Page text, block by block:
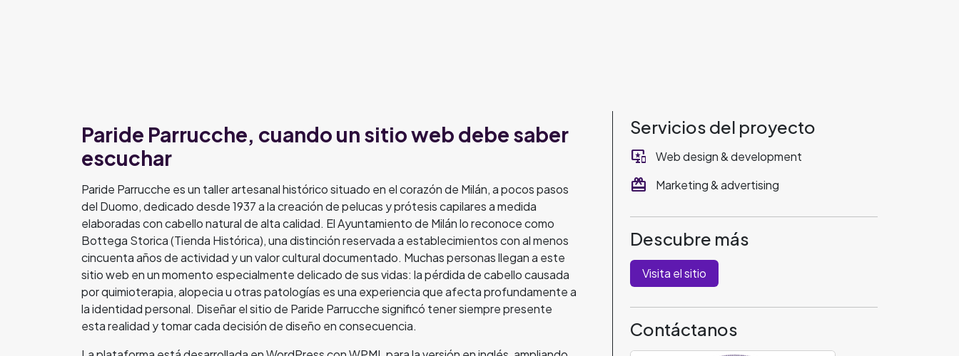
Paride Parrucche, cuando un sitio web debe saber
escuchar
Paride Parrucche es un taller artesanal histórico situado en el corazón de Milán, a pocos pasos
del Duomo, dedicado desde 1937 a la creación de pelucas y prótesis capilares a medida
elaboradas con cabello natural de alta calidad. El Ayuntamiento de Milán lo reconoce como
Bottega Storica (Tienda Histórica), una distinción reservada a establecimientos con al menos
cincuenta años de actividad y un valor cultural documentado. Muchas personas llegan a este
sitio web en un momento especialmente delicado de sus vidas: la pérdida de cabello causada
por quimioterapia, alopecia u otras patologías es una experiencia que afecta profundamente a
la identidad personal. Diseñar el sitio de Paride Parrucche significó tener siempre presente
esta realidad y tomar cada decisión de diseño en consecuencia.
Servicios del proyecto
important_devices Web design & development
redeem Marketing & advertising
Descubre más
Visita el sitio
Contáctanos